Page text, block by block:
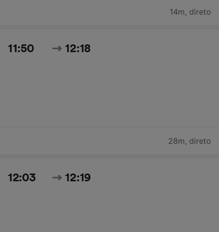
14m, direto
11:50 12:18
28m, direto
12:03 12:19